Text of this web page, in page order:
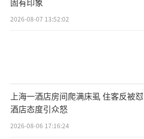
2026-08-07 13:52:02
上海一酒店房间爬满床虱 住客反被怼
酒店态度引众怒
2026-08-06 17:16:24